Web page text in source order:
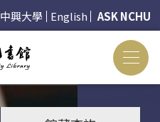
中興大學 English ASK NCHU